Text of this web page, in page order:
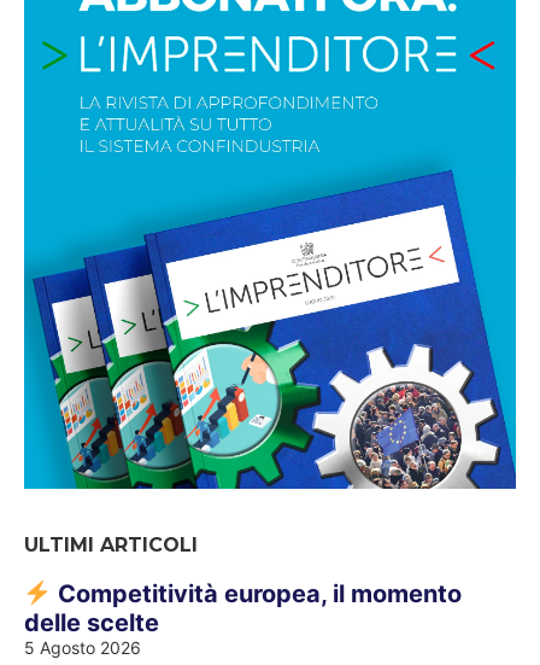
ULTIMI ARTICOLI
Competitività europea, il momento
delle scelte
5 Agosto 2026